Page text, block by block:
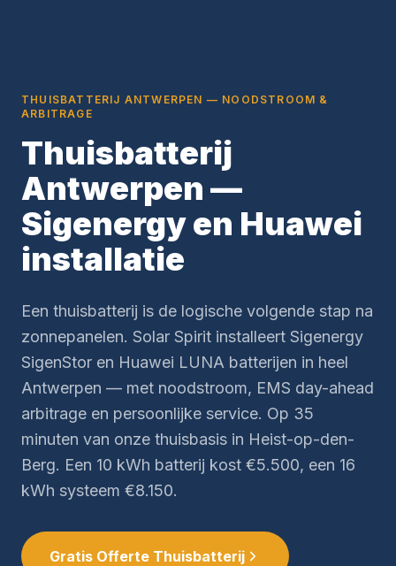
THUISBATTERIJ ANTWERPEN — NOODSTROOM &
ARBITRAGE
Thuisbatterij
Antwerpen —
Sigenergy en Huawei
installatie
Een thuisbatterij is de logische volgende stap na
zonnepanelen. Solar Spirit installeert Sigenergy
SigenStor en Huawei LUNA batterijen in heel
Antwerpen — met noodstroom, EMS day-ahead
arbitrage en persoonlijke service. Op 35
minuten van onze thuisbasis in Heist-op-den-
Berg. Een 10 kWh batterij kost €5.500, een 16
kWh systeem €8.150.
Gratis Offerte Thuisbatterij